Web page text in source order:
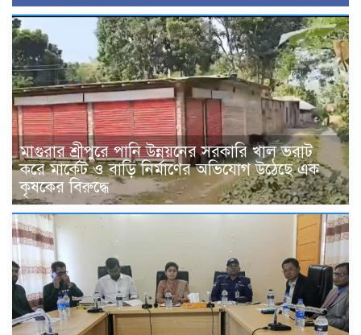
মাগুরার শ্রীপুরে পানি উন্নয়নের সরকারি খাল ভরাট
করে মার্কেট ও বাড়ি নির্মাণের অভিযোগ উঠেছে এক
কৃষকের বিরুদ্ধে